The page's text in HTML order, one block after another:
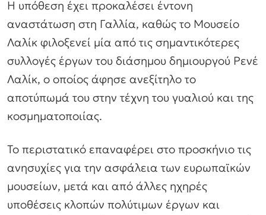
Η υπόθεση έχει προκαλέσει έντονη
αναστάτωση στη Γαλλία, καθώς το Μουσείο
Λαλίκ φιλοξενεί μία από τις σημαντικότερες
συλλογές έργων του διάσημου δημιουργού Ρενέ
Λαλίκ, ο οποίος άφησε ανεξίτηλο το
αποτύπωμά του στην τέχνη του γυαλιού και της
κοσμηματοποιίας.
Το περιστατικό επαναφέρει στο προσκήνιο τις
ανησυχίες για την ασφάλεια των ευρωπαϊκών
μουσείων, μετά και από άλλες ηχηρές
υποθέσεις κλοπών πολύτιμων έργων και